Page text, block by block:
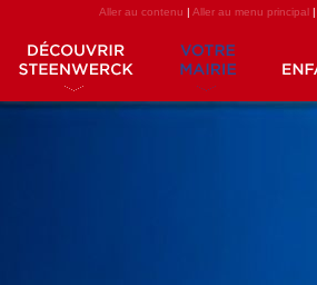
Aller au contenu | Aller au menu principal|